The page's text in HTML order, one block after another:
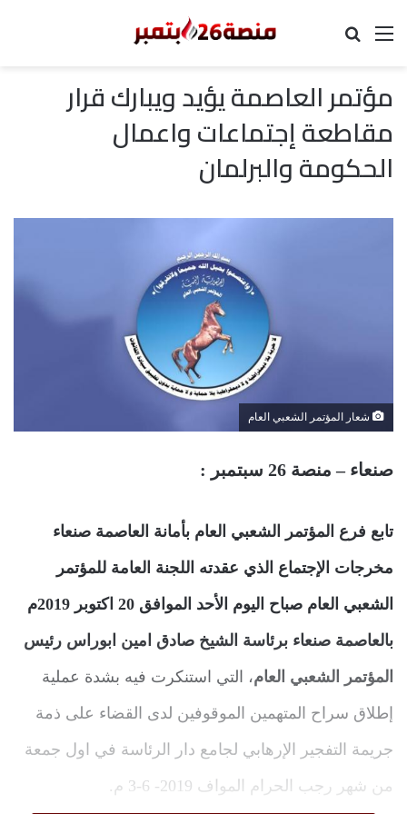
القائمة
مؤتمر العاصمة يؤيد ويبارك قرار
مقاطعة إجتماعات واعمال
الحكومة والبرلمان
شعار المؤتمر الشعبي العام
صنعاء – منصة 26 سبتمبر :
تابع فرع المؤتمر الشعبي العام بأمانة العاصمة صنعاء
مخرجات الإجتماع الذي عقدته اللجنة العامة للمؤتمر
الشعبي العام صباح اليوم الأحد الموافق 20 اكتوبر 2019م
بالعاصمة صنعاء برئاسة الشيخ صادق امين ابوراس رئيس
المؤتمر الشعبي العام، التي استنكرت فيه بشدة عملية
إطلاق سراح المتهمين الموقوفين لدى القضاء على ذمة
جريمة التفجير الإرهابي لجامع دار الرئاسة في اول جمعة
من شهر رجب الحرام المواف 2019- 6-3 م.